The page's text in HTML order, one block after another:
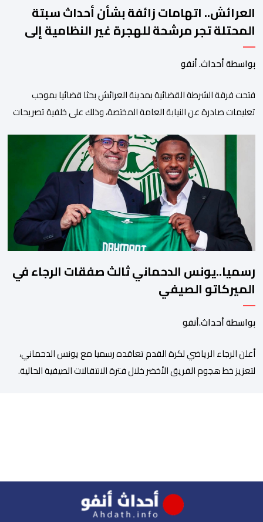
العرائش.. اتهامات زائفة بشأن أحداث سبتة
المحتلة تجر مرشحة للهجرة غير النظامية إلى
القضاء
بواسطة أحداث. أنفو
فتحت فرقة الشرطة القضائية بمدينة العرائش بحثا قضائيا بموجب
تعليمات صادرة عن النيابة العامة المختصة، وذلك على خلفية تصريحات
وأعادت تداولها حسابات على شبكات التواصل الاجتماعي. وكانت
السيدة المذكورة قد صرحت بمعطيات مضللة، واتهامات كيدية، تدعي
فيها بأن جهات رسمية هي من فتحت الحدود في […]
رسميا..يونس الدحماني ثالث صفقات الرجاء في
الميركاتو الصيفي
بواسطة أحداث.أنفو
أعلن الرجاء الرياضي لكرة القدم تعاقده رسميا مع يونس الدحماني،
لتعزيز خط هجوم الفريق الأخضر خلال فترة الانتقالات الصيفية الحالية. ​